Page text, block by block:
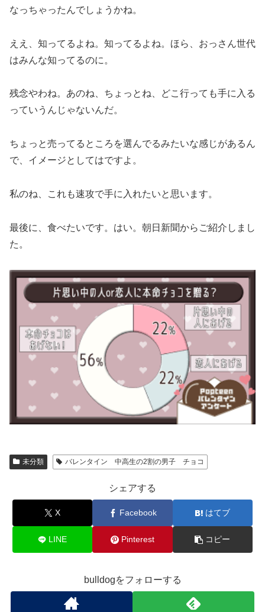
なっちゃったんでしょうかね。
ええ、知ってるよね。知ってるよね。ほら、おっさん世代
はみんな知ってるのに。
残念やわね。あのね、ちょっとね、どこ行っても手に入る
っていうんじゃないんだ。
ちょっと売ってるところを選んでるみたいな感じがあるん
で、イメージとしてはですよ。
私のね、これも速攻で手に入れたいと思います。
最後に、食べたいです。はい。朝日新聞からご紹介しまし
た。
未分類 バレンタイン 中高生の2割の男子 チョコ
シェアする
X Facebook はてブ
LINE Pinterest コピー
bulldogをフォローする